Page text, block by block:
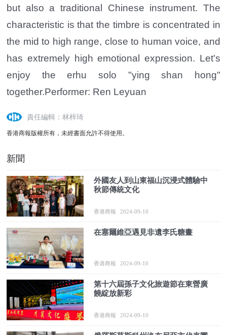
but also a traditional Chinese instrument. The
characteristic is that the timbre is concentrated in
the mid to high range, close to human voice, and
has extremely high emotional expression. Let's
enjoy the erhu solo "ying shan hong"
together.Performer: Ren Leyuan
責任編輯：林梓琦
香港商報版權所有，未經書面允許不得使用。
新聞
外國友人到山東福山沉浸式體驗中
秋節傳統文化
香港商報 2024-09-10
在塞爾維亞遇見非遺李氏糖畫
香港商報 2024-09-10
第十六屆孫子文化旅遊節在東營廣
饒綻放新彩
香港商報 2024-09-10